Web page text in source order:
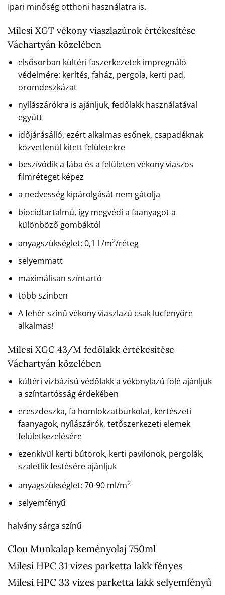
Ipari minőség otthoni használatra is.
Milesi XGT vékony viaszlazúrok értékesítése
Váchartyán közelében
elsősorban kültéri faszerkezetek impregnáló
védelmére: kerítés, faház, pergola, kerti pad,
oromdeszkázat
nyílászárókra is ajánljuk, fedőlakk használatával
együtt
időjárásálló, ezért alkalmas esőnek, csapadéknak
közvetlenül kitett felületekre
beszívódik a fába és a felületen vékony viaszos
filmréteget képez
a nedvesség kipárolgását nem gátolja
biocidtartalmú, így megvédi a faanyagot a
különböző gombáktól
anyagszükséglet: 0,1 l /m2/réteg
selyemmatt
maximálisan színtartó
több színben
A fehér színű vékony viaszlazú csak lucfenyőre
alkalmas!
Milesi XGC 43/M fedőlakk értékesítése
Váchartyán közelében
kültéri vízbázisú védőlakk a vékonylazú fölé ajánljuk
a színtartósság érdekében
ereszdeszka, fa homlokzatburkolat, kertészeti
faanyagok, nyílászárók, tetőszerkezeti elemek
felületkezelésére
ezenkívül kerti bútorok, kerti pavilonok, pergolák,
szaletlik festésére ajánljuk
anyagszükséglet: 70-90 ml/m2
selyemfényű
halvány sárga színű
Clou Munkalap keményolaj 750ml
Milesi HPC 31 vizes parketta lakk fényes
Milesi HPC 33 vizes parketta lakk selyemfényű